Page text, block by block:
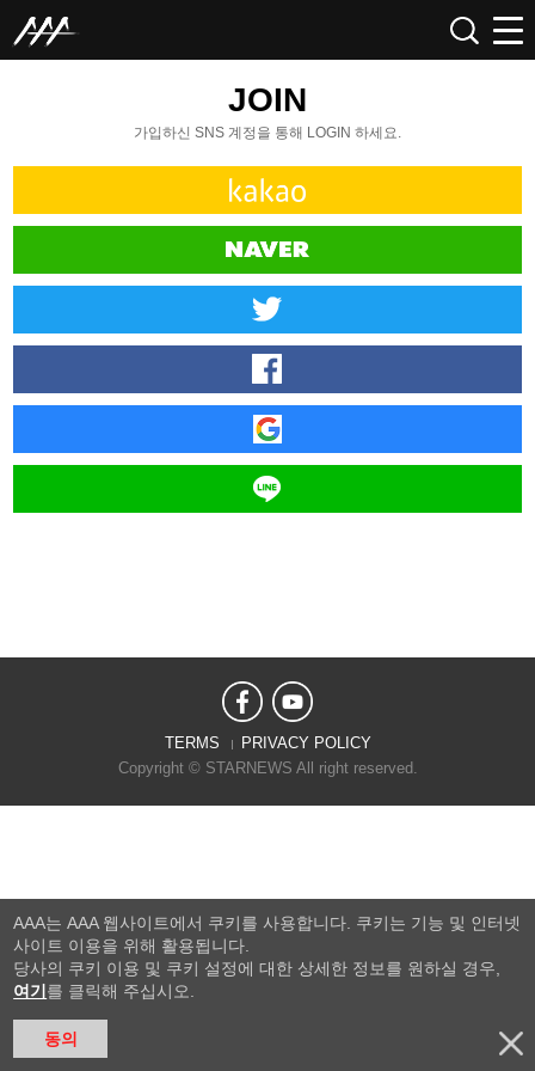
JOIN
가입하신 SNS 계정을 통해 LOGIN 하세요.
TERMS
PRIVACY POLICY
Copyright © STARNEWS All right reserved.
AAA는 AAA 웹사이트에서 쿠키를 사용합니다. 쿠키는 기능 및 인터넷
사이트 이용을 위해 활용됩니다.
당사의 쿠키 이용 및 쿠키 설정에 대한 상세한 정보를 원하실 경우,
여기 를 클릭해 주십시오.
동의